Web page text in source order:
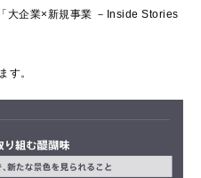
大企業×新規事業 －Inside Stories
す。